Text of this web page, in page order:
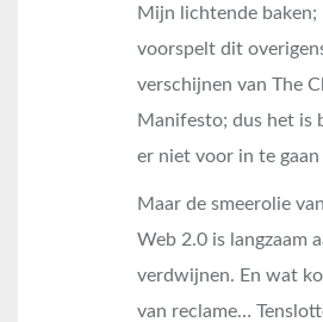
Mijn lichtende baken;
voorspelt dit
verschijnen van The
Manifesto; dus het is
er niet voor in te gaan
Maar de smeerolie
Web 2.0 is langzaam
verdwijnen. En wat
van reclame…